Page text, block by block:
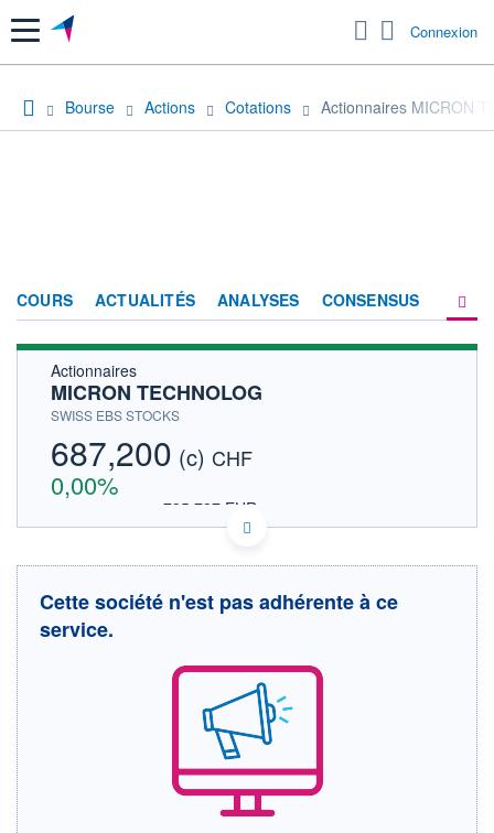
Menu Connexion
Bourse Actions Cotations Actionnaires MICRON
COURS ACTUALITÉS ANALYSES CONSENSUS
ACTIONNAIRES
Actionnaires
MICRON TECHNOLOG
SWISS EBS STOCKS
687,200 (c) CHF
0,00%
735,737 EUR
DONNÉES TEMPS DIFFÉRÉ
Cotation sur les autres places
687,200
+ BAS
0,000
CAPITAL ÉCHANGÉ
0,00%
DERNIER ÉCHANGE
07.08.26 / 16:15:57
Cette société n'est pas adhérente à ce
service.